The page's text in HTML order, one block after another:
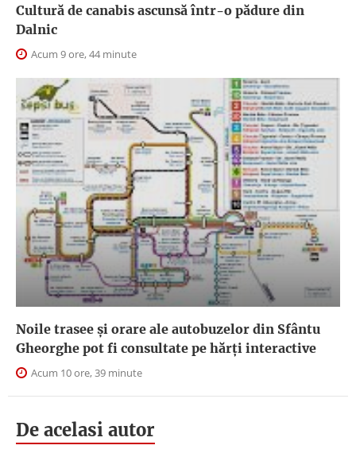
Cultură de canabis ascunsă într-o pădure din
Dalnic
Acum 9 ore, 44 minute
Noile trasee și orare ale autobuzelor din Sfântu
Gheorghe pot fi consultate pe hărți interactive
Acum 10 ore, 39 minute
De acelasi autor